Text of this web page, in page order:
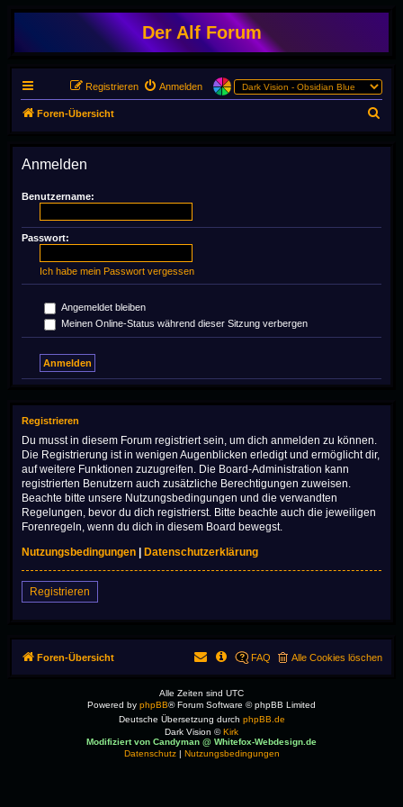
Der Alf Forum
Anmelden
Registrieren
Foren-Übersicht
u
Anmelden
Benutzername:
Passwort:
Ich habe mein Passwort vergessen
Angemeldet bleiben
Meinen Online-Status während dieser Sitzung verbergen
Registrieren
Du musst in diesem Forum registriert sein, um dich anmelden zu können.
Die Registrierung ist in wenigen Augenblicken erledigt und ermöglicht dir,
auf weitere Funktionen zuzugreifen. Die Board-Administration kann
registrierten Benutzern auch zusätzliche Berechtigungen zuweisen.
Beachte bitte unsere Nutzungsbedingungen und die verwandten
Regelungen, bevor du dich registrierst. Bitte beachte auch die jeweiligen
Forenregeln, wenn du dich in diesem Board bewegst.
Nutzungsbedingungen
Datenschutzerklärung
Registrieren
Foren-Übersicht Alle Cookies löschen
FAQ
Alle Zeiten sind UTC
Powered by phpBB® Forum Software © phpBB Limited
Deutsche Übersetzung durch phpBB.de
Dark Vision ©Kirk
Modifiziert von Candyman @ Whitefox-Webdesign.de
Datenschutz| Nutzungsbedingungen